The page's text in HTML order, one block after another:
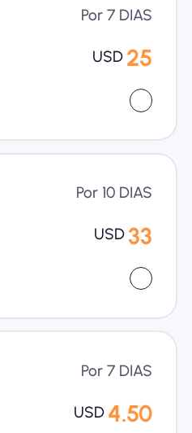
Por 7 DIAS
USD 25
Por 10 DIAS
USD 33
Por 7 DIAS
USD 4.50